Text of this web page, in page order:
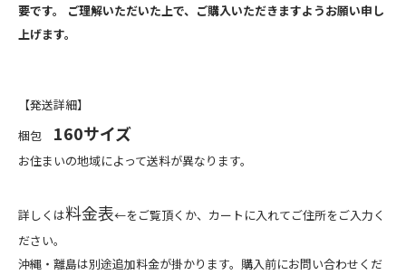
要です。 ご理解いただいた上で、ご購入いただきますようお願い申し
上げます。
【発送詳細】
梱包 160サイズ
お住まいの地域によって送料が異なります。
詳しくは料金表←をご覧頂くか、カートに入れてご住所をご入力く
ださい。
沖縄・離島は別途追加料金が掛かります。購入前にお問い合わせくだ